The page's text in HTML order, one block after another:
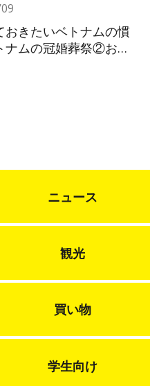
おきたいベトナムの慣
ナムの冠婚葬祭②お葬
ニュース
観光
買い物
学生向け